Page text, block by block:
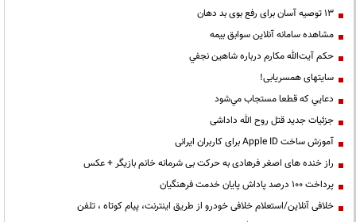
13 توصیه آسان برای رفع بوی بد دهان
مشاهده سامانه آنلاين سوابق بیمه
حكم آيت‌الله مكارم درباره شاهين نجفي
سایتهای همسریابی!
دعايي كه قطعا مستجاب مي‌شود
جزئیات جدید قتل روح الله داداشی
آموزش ساخت Apple ID برای کاربران ایرانی
راز خنده های اصغر فرهادی به حرکت بی شرمانه خانم بازیگر + عکس
پرداخت ۱۰۰ درصد پاداش پایان خدمت فرهنگیان
خلافی آنلاین/استعلام خلافی خودرو از طریق اینترنت، پیام کوتاه ، تلفن